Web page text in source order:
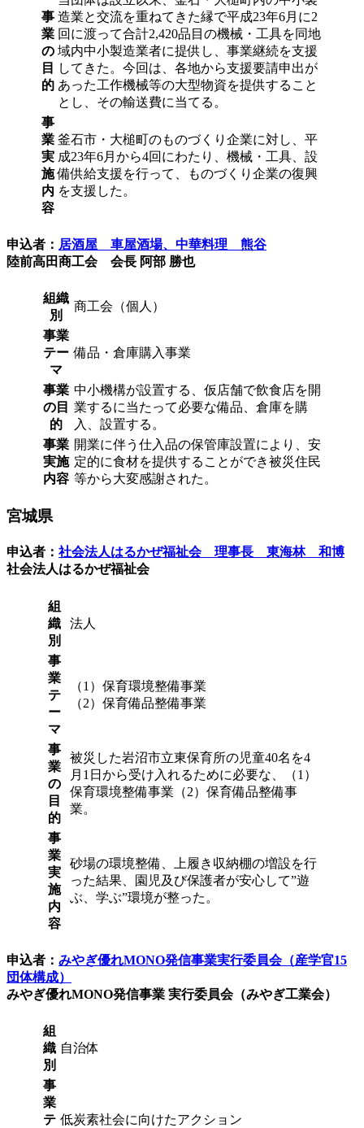
事
業
の
目
的
造業と交流を重ねてきた縁で平成23年6月に2
回に渡って合計2,420品目の機械・工具を同地
域内中小製造業者に提供し、事業継続を支援
してきた。今回は、各地から支援要請申出が
あった工作機械等の大型物資を提供すること
とし、その輸送費に当てる。
事
業
実
施
内
容
釜石市・大槌町のものづくり企業に対し、平
成23年6月から4回にわたり、機械・工具、設
備供給支援を行って、ものづくり企業の復興
を支援した。
申込者： 居酒屋 車屋酒場、中華料理 熊谷
陸前高田商工会 会長 阿部 勝也
組織
別
商工会（個人）
事業
テー
マ
備品・倉庫購入事業
事業
の目
的
中小機構が設置する、仮店舗で飲食店を開
業するに当たって必要な備品、倉庫を購
入、設置する。
事業
実施
内容
開業に伴う仕入品の保管庫設置により、安
定的に食材を提供することができ被災住民
等から大変感謝された。
宮城県
申込者： 社会法人はるかぜ福祉会 理事長 東海林 和博
社会法人はるかぜ福祉会
組
織
別
法人
事
業
テ
ー
マ
（1）保育環境整備事業
（2）保育備品整備事業
事
業
の
目
的
被災した岩沼市立東保育所の児童40名を4
月1日から受け入れるために必要な、（1）
保育環境整備事業（2）保育備品整備事
業。
事
業
実
施
内
容
砂場の環境整備、上履き収納棚の増設を行
った結果、園児及び保護者が安心して”遊
ぶ、学ぶ”環境が整った。
申込者： みやぎ優れMONO発信事業実行委員会（産学官15
団体構成）
みやぎ優れMONO発信事業 実行委員会（みやぎ工業会）
組
織
別
自治体
事
業
テ 低炭素社会に向けたアクション